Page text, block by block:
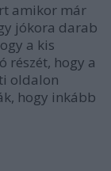
amikor már
jókora darab
a kis
részét, hogy a
oldalon
hogy inkább